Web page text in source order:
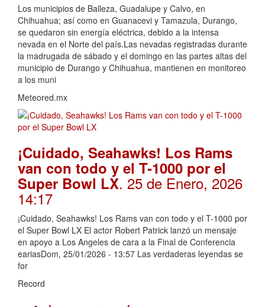
Los municipios de Balleza, Guadalupe y Calvo, en
Chihuahua; así como en Guanacevi y Tamazula, Durango,
se quedaron sin energía eléctrica, debido a la intensa
nevada en el Norte del país.Las nevadas registradas durante
la madrugada de sábado y el domingo en las partes altas del
municipio de Durango y Chihuahua, mantienen en monitoreo
a los muni
Meteored.mx
¡Cuidado, Seahawks! Los Rams
van con todo y el T-1000 por el
Super Bowl LX. 25 de Enero, 2026
14:17
¡Cuidado, Seahawks! Los Rams van con todo y el T-1000 por
el Super Bowl LX El actor Robert Patrick lanzó un mensaje
en apoyo a Los Angeles de cara a la Final de Conferencia
eariasDom, 25/01/2026 - 13:57 Las verdaderas leyendas se
for
Record